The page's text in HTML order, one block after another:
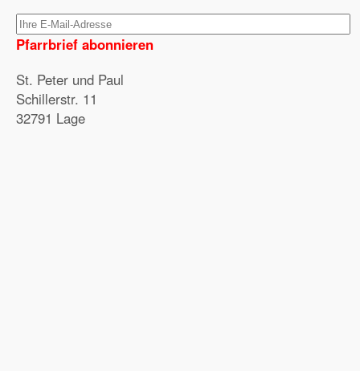
Pfarrbrief abonnieren
St. Peter und Paul
Schillerstr. 11
32791 Lage